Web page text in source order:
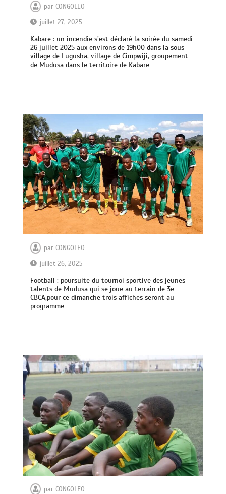
parCONGOLEO
juillet 27, 2025
Kabare : un incendie s’est déclaré la soirée du samedi
26 juillet 2025 aux environs de 19h00 dans la sous
village de Lugusha, village de Cimpwiji, groupement
de Mudusa dans le territoire de Kabare
parCONGOLEO
juillet 26, 2025
Football : poursuite du tournoi sportive des jeunes
talents de Mudusa qui se joue au terrain de 3e
CBCA,pour ce dimanche trois affiches seront au
programme
parCONGOLEO